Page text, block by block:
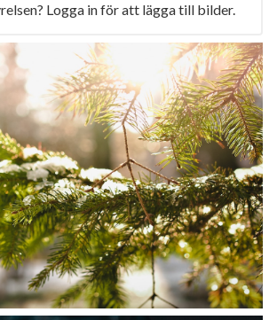
Logga in för att lägga till bilder.